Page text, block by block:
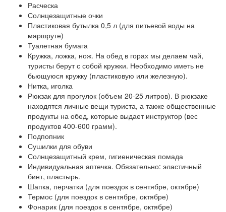
Расческа
Солнцезащитные очки
Пластиковая бутылка 0,5 л (для питьевой воды на
маршруте)
Туалетная бумага
Кружка, ложка, нож. На обед в горах мы делаем чай,
туристы берут с собой кружки. Необходимо иметь не
бьющуюся кружку (пластиковую или железную).
Нитка, иголка
Рюкзак для прогулок (объем 20-25 литров). В рюкзаке
находятся личные вещи туриста, а также общественные
продукты на обед, которые выдает инструктор (вес
продуктов 400-600 грамм).
Подпопник
Сушилки для обуви
Солнцезащитный крем, гигиеническая помада
Индивидуальная аптечка. Обязательно: эластичный
бинт, пластырь.
Шапка, перчатки (для поездок в сентябре, октябре)
Термос (для поездок в сентябре, октябре)
Фонарик (для поездок в сентябре, октябре)